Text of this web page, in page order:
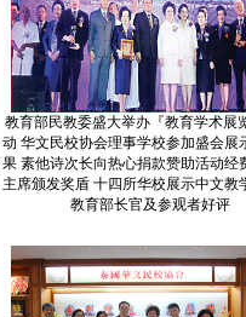
教育部民教委盛大举办『教育学术展
动 华文民校协会理事学校参加盛会展
果 素他诗次长向热心捐款赞助活动经
主席颁发奖盾 十四所华校展示中文教
教育部长官及参观者好评